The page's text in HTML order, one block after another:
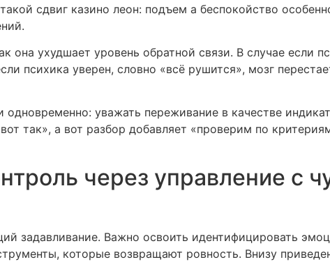
сдвиг казино леон: подъем а беспокойство
ухудшает уровень обратной связи. В случае если
психика уверен, словно «всё рушится», мозг
уважать переживание в качестве
так», а вот разбор добавляет «проверим по
через управление с
задавливание. Важно освоить идентифицировать
которые возвращают ровность. Внизу